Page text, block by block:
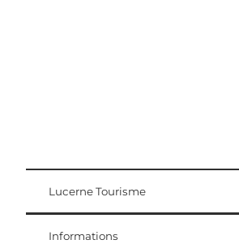
Carte d'hôte
Weggis Vitznau Rigi
Lucerne Tourisme
Informations